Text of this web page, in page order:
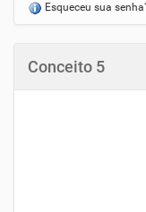
Esqueceu sua
Conceito 5